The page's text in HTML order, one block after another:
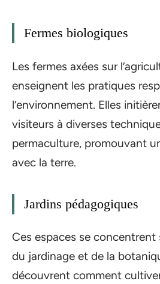
Fermes biologiques
Les fermes axées sur
enseignent les pratiques
l’environnement. Elles
visiteurs à diverses
permaculture, promouvant
avec la terre.
Jardins pédagogiques
Ces espaces se concentrent
du jardinage et de la
découvrent comment